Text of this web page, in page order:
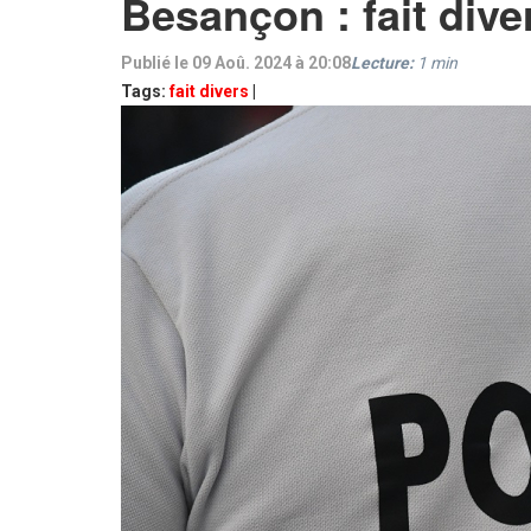
Besançon : fait
Publié le 09 Aoû. 2024 à 20:08
Tags: fait divers
Lecture: 1 min